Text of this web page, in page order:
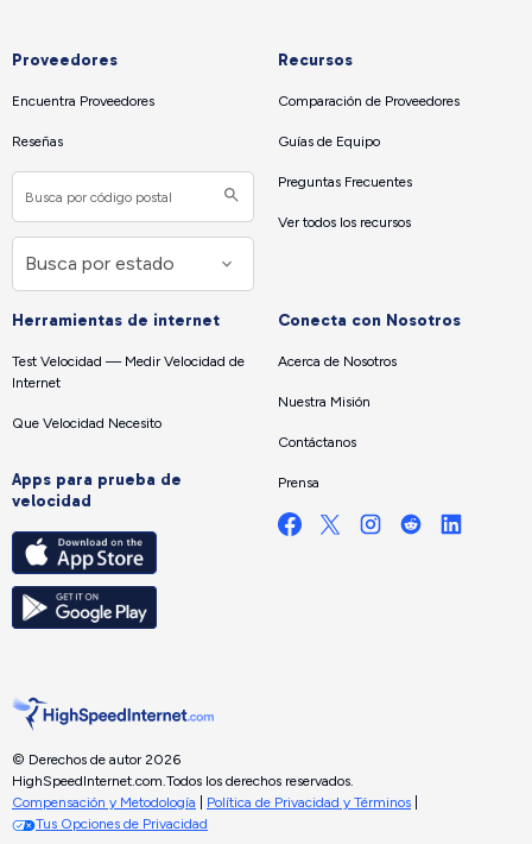
Proveedores
Encuentra Proveedores
Reseñas
Recursos
Comparación de Proveedores
Guías de Equipo
Preguntas Frecuentes
Ver todos los recursos
Herramientas de internet
Test Velocidad — Medir Velocidad de
Internet
Que Velocidad Necesito
Apps para prueba de
velocidad
Conecta con Nosotros
Acerca de Nosotros
Nuestra Misión
Contáctanos
Prensa
© Derechos de autor 2026
HighSpeedInternet.com. Todos los derechos reservados.
Compensación y Metodología
Política de Privacidad y Términos
Tus Opciones de Privacidad